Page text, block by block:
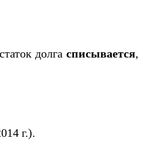
долгасписывается,
г.).